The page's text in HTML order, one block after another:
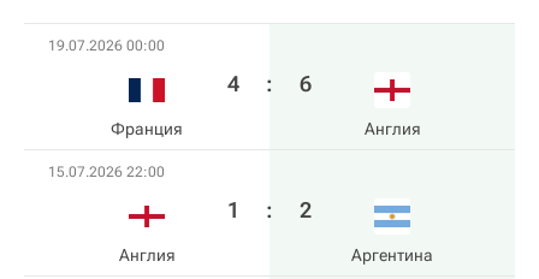
19.07.2026 00:00
Франция
4 : 6
Англия
15.07.2026 22:00
Англия
1 : 2
Аргентина